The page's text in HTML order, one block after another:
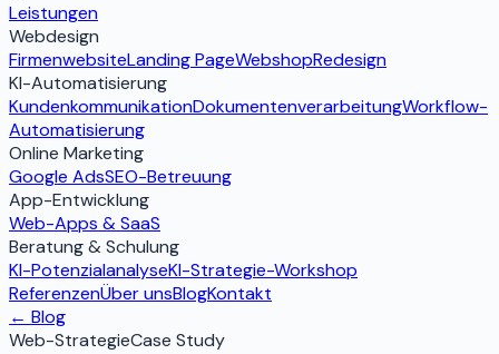
Leistungen
Webdesign
FirmenwebsiteLanding PageWebshopRedesign
KI-Automatisierung
KundenkommunikationDokumentenverarbeitungWorkflow-
Automatisierung
Online Marketing
Google AdsSEO-Betreuung
App-Entwicklung
Web-Apps & SaaS
Beratung & Schulung
KI-PotenzialanalyseKI-Strategie-Workshop
ReferenzenÜber unsBlogKontakt
← Blog
Web-StrategieCase Study